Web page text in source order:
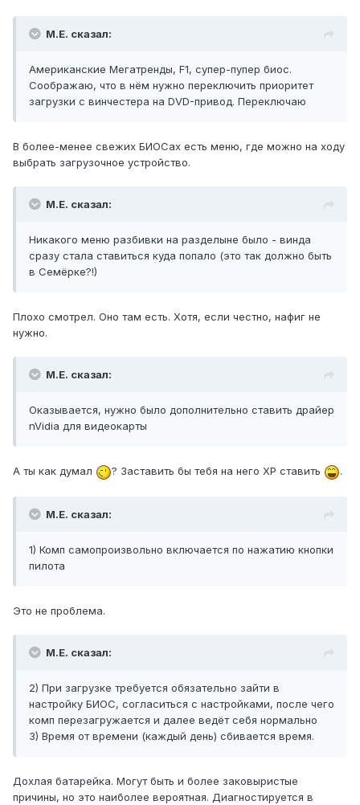
М.Е. сказал:
Американские Мегатренды, F1, супер-пупер биос.
Соображаю, что в нём нужно переключить приоритет
загрузки с винчестера на DVD-привод. Переключаю
В более-менее свежих БИОСах есть меню, где можно на ходу
выбрать загрузочное устройство.
М.Е. сказал:
Никакого меню разбивки на разделыне было - винда
сразу стала ставиться куда попало (это так должно быть
в Семёрке?!)
Плохо смотрел. Оно там есть. Хотя, если честно, нафиг не
нужно.
М.Е. сказал:
Оказывается, нужно было дополнительно ставить драйер
nVidia для видеокарты
А ты как думал ? Заставить бы тебя на него XP ставить .
М.Е. сказал:
1) Комп самопроизвольно включается по нажатию кнопки
пилота
Это не проблема.
М.Е. сказал:
2) При загрузке требуется обязательно зайти в
настройку БИОС, согласиться с настройками, после чего
комп перезагружается и далее ведёт себя нормально
3) Время от времени (каждый день) сбивается время.
Дохлая батарейка. Могут быть и более заковыристые
причины, но это наиболее вероятная. Диагностируется в